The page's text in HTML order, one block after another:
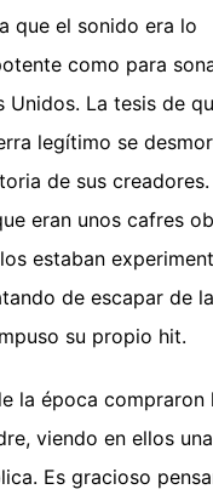
que el sonido era lo
como para
Unidos. La tesis de
legítimo se
de sus
eran unos cafres
estaban
de escapar de
su propio hit.
la época compraron
viendo en ellos
Es gracioso